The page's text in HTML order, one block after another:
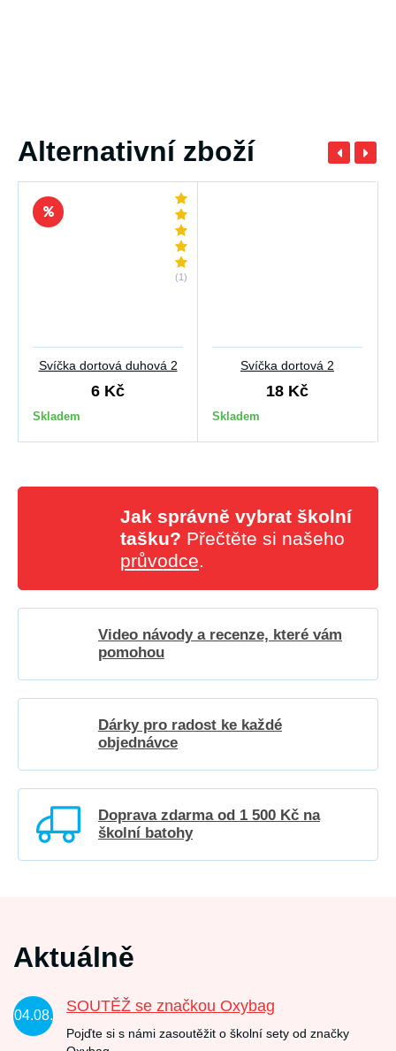
Alternativní zboží
(1)
Svíčka dortová duhová 2
6 Kč
Skladem
Svíčka dortová 2
18 Kč
Skladem
Jak správně vybrat školní
tašku? Přečtěte si našeho
průvodce.
Video návody a recenze, které vám
pomohou
Dárky pro radost ke každé
objednávce
Doprava zdarma od 1 500 Kč na
školní batohy
Aktuálně
04.08.
SOUTĚŽ se značkou Oxybag
Pojďte si s námi zasoutěžit o školní sety od značky